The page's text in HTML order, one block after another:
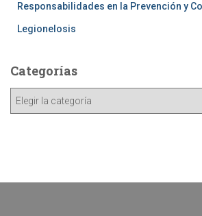
Responsabilidades en la Prevención y
Legionelosis
Categorías